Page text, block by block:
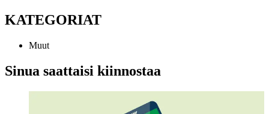
KATEGORIAT
Muut
Sinua saattaisi kiinnostaa